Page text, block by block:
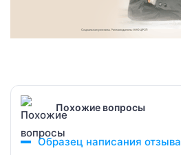
Похожие вопросы
Образец написания отзыва